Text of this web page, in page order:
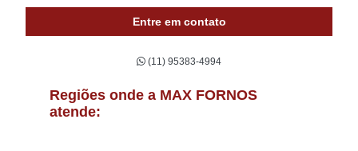
Entre em contato
(11) 95383-4994
Regiões onde a MAX FORNOS
atende: